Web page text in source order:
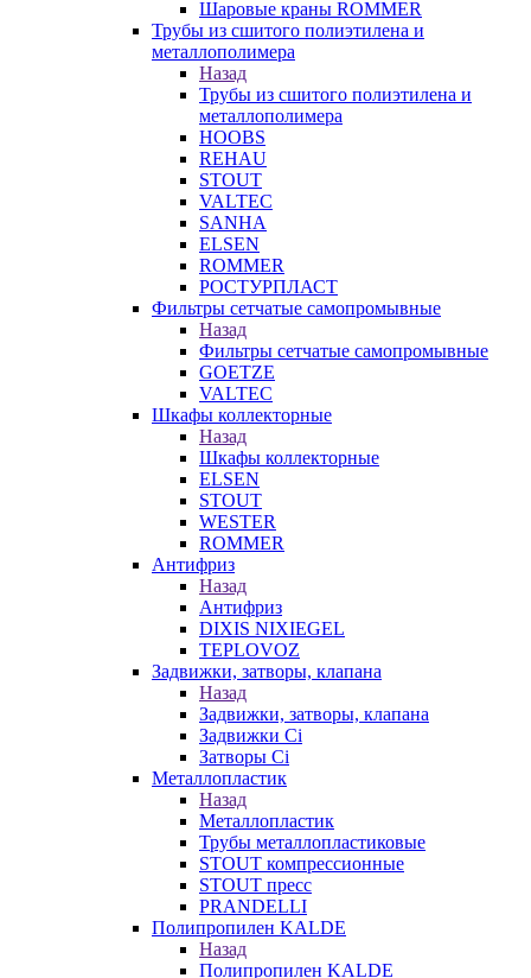
Шаровые краны ROMMER
Трубы из сшитого полиэтилена и
металлополимера
Назад
Трубы из сшитого полиэтилена и
металлополимера
HOOBS
REHAU
STOUT
VALTEC
SANHA
ELSEN
ROMMER
РОСТУРПЛАСТ
Фильтры сетчатые самопромывные
Назад
Фильтры сетчатые самопромывные
GOETZE
VALTEC
Шкафы коллекторные
Назад
Шкафы коллекторные
ELSEN
STOUT
WESTER
ROMMER
Антифриз
Назад
Антифриз
DIXIS NIXIEGEL
TEPLOVOZ
Задвижки, затворы, клапана
Назад
Задвижки, затворы, клапана
Задвижки Ci
Затворы Ci
Металлопластик
Назад
Металлопластик
Трубы металлопластиковые
STOUT компрессионные
STOUT пресс
PRANDELLI
Полипропилен KALDE
Назад
Полипропилен KALDE